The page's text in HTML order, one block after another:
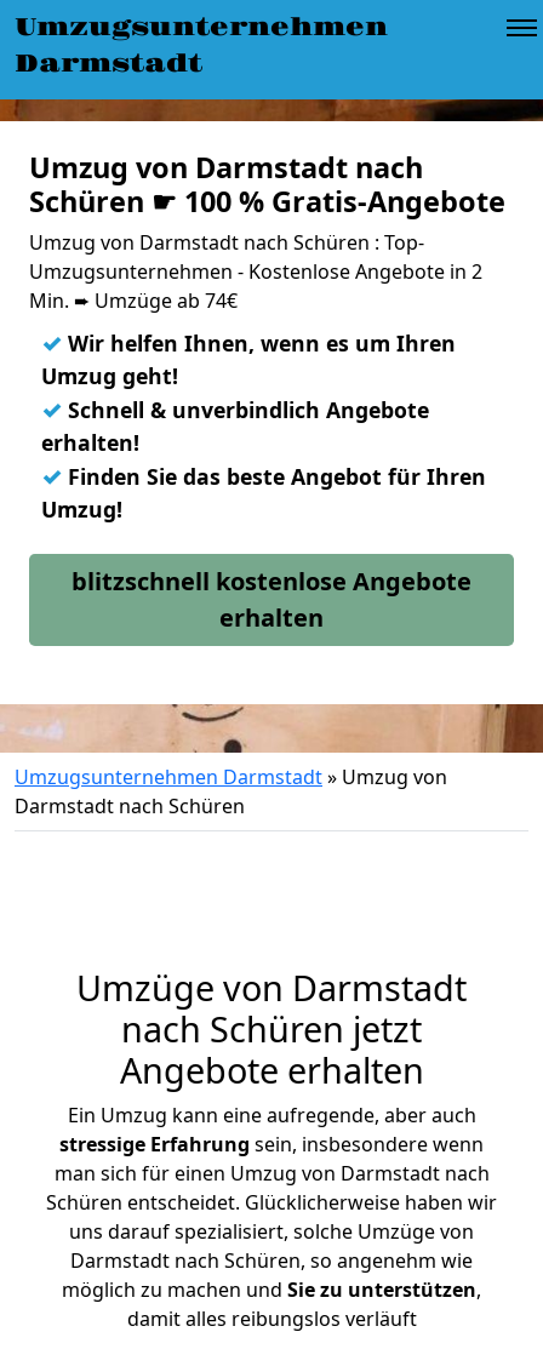
Umzugsunternehmen
Darmstadt
Umzug von Darmstadt nach
Schüren ☛ 100 % Gratis-Angebote
Umzug von Darmstadt nach Schüren : Top-
Umzugsunternehmen - Kostenlose Angebote in 2
Min. ➨ Umzüge ab 74€
✓ Wir helfen Ihnen, wenn es um Ihren
Umzug geht!
✓ Schnell & unverbindlich Angebote
erhalten!
✓ Finden Sie das beste Angebot für Ihren
Umzug!
blitzschnell kostenlose Angebote
erhalten
Umzugsunternehmen Darmstadt» Umzug von
Darmstadt nach Schüren
Umzüge von Darmstadt
nach Schüren jetzt
Angebote erhalten
Ein Umzug kann eine aufregende, aber auch
stressige Erfahrung sein, insbesondere wenn
man sich für einen Umzug von Darmstadt nach
Schüren entscheidet. Glücklicherweise haben wir
uns darauf spezialisiert, solche Umzüge von
Darmstadt nach Schüren, so angenehm wie
möglich zu machen und Sie zu unterstützen,
damit alles reibungslos verläuft